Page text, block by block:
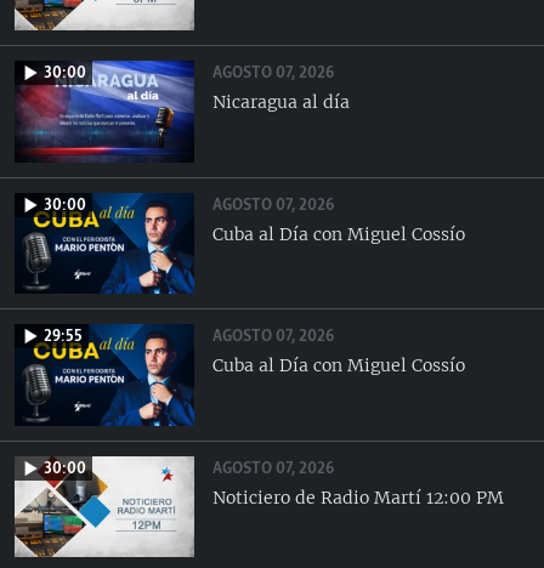
30:00
AGOSTO 07, 2026
Nicaragua al día
30:00
AGOSTO 07, 2026
Cuba al Día con Miguel Cossío
29:55
AGOSTO 07, 2026
Cuba al Día con Miguel Cossío
30:00
AGOSTO 07, 2026
Noticiero de Radio Martí 12:00 PM